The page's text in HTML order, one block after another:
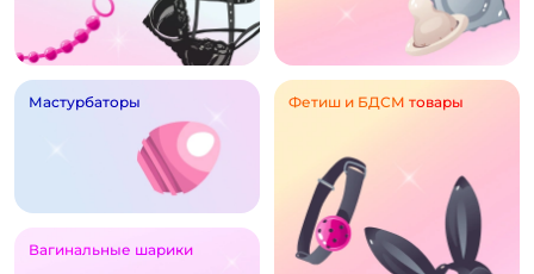
Мастурбаторы
Вагинальные шарики
Фетиш и БДСМ товары